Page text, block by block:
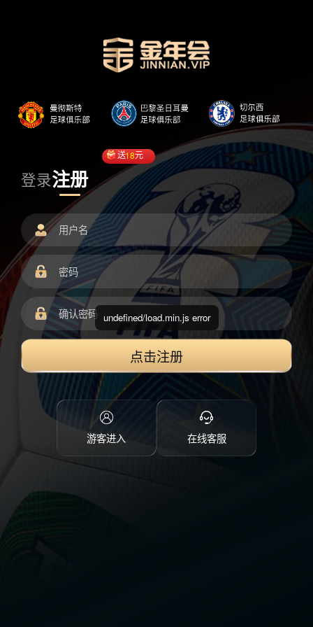
登录注册
送18元
点击注册
游客进入 在线客服
undefined/load.min.js error